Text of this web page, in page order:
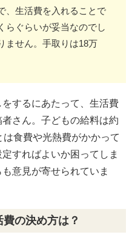
、生活費を入れることで
らぐらいが妥当なのでし
ません。手取りは18万
するにあたって、生活費
さん。子どもの給料は約
食費や光熱費がかかって
すればよいか困ってしま
意見が寄せられていま
の決め方は？